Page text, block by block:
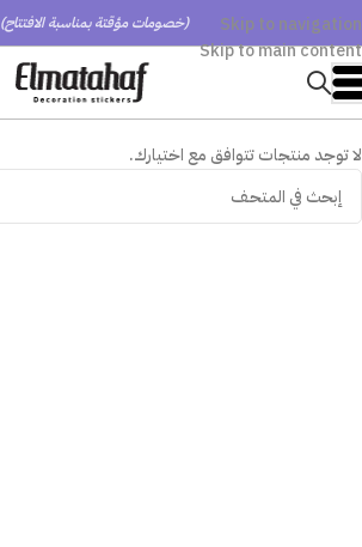
Skip to navigation
Skip to main content
(خصومات مؤقتة بمناسبة الافتتاح)
لا توجد منتجات تتوافق مع اختيارك.